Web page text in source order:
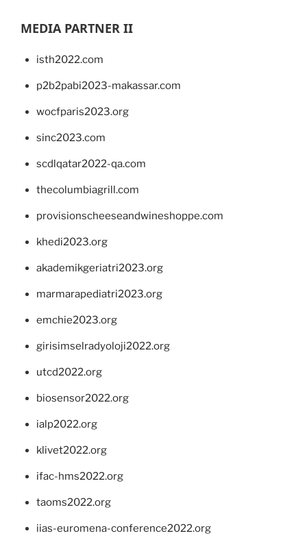
MEDIA PARTNER II
isth2022.com
p2b2pabi2023-makassar.com
wocfparis2023.org
sinc2023.com
scdlqatar2022-qa.com
thecolumbiagrill.com
provisionscheeseandwineshoppe.com
khedi2023.org
akademikgeriatri2023.org
marmarapediatri2023.org
emchie2023.org
girisimselradyoloji2022.org
utcd2022.org
biosensor2022.org
ialp2022.org
klivet2022.org
ifac-hms2022.org
taoms2022.org
iias-euromena-conference2022.org